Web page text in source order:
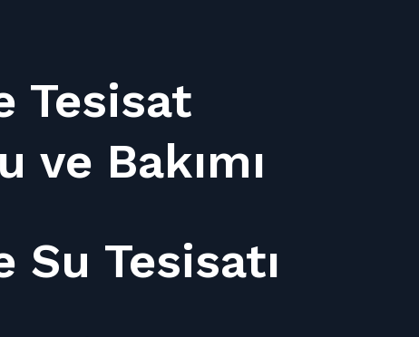
Tesisat
ve Bakımı
Su Tesisatı